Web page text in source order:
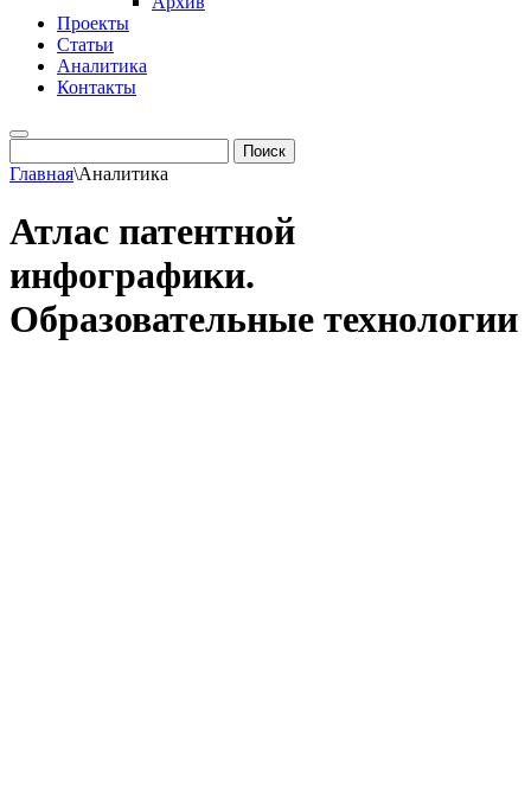
Проекты
Статьи
Аналитика
Контакты
Главная\Аналитика
Атлас патентной
инфографики.
Образовательные технологии